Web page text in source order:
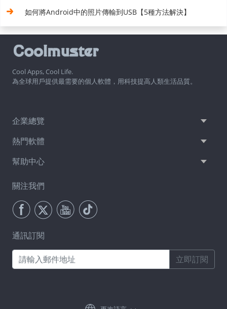
如何將Android中的照片傳輸到USB【5種方法解決】
Cool Apps, Cool Life.
為全球用戶提供最需要的個人軟體，用科技提高人類生活品質。
企業總覽
熱門軟體
幫助中心
關注我們
通訊訂閱
立即訂閱